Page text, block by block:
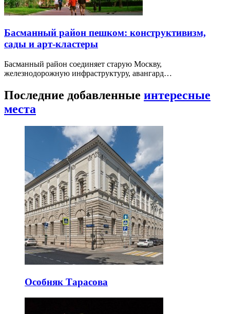
Басманный район пешком: конструктивизм,
сады и арт-кластеры
Басманный район соединяет старую Москву,
железнодорожную инфраструктуру, авангард…
Последние добавленные интересные
места
Особняк Тарасова